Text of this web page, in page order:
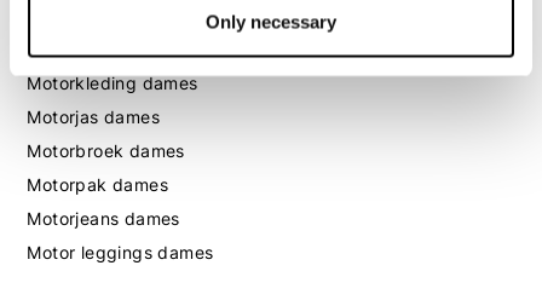
Only necessary
Dames
Motorkleding dames
Motorjas dames
Motorbroek dames
Motorpak dames
Motorjeans dames
Motor leggings dames